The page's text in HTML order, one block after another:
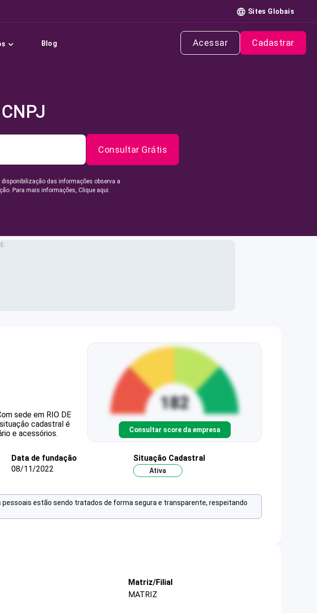
Sites Globais
Blog Acessar Cadastrar
Consultar Grátis
das informações observa a
Para mais informações, Clique aqui.
sede em RIO DE
cadastral é
e acessórios. Consultar score da empresa
Data de fundação
08/11/2022
Situação Cadastral
Ativa
pessoais estão sendo tratados de forma segura e transparente, respeitando
Matriz/Filial
MATRIZ